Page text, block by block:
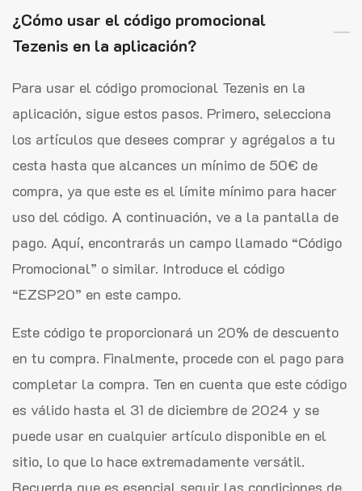
¿Cómo usar el código promocional
Tezenis en la aplicación?
Para usar el código promocional Tezenis en la
aplicación, sigue estos pasos. Primero, selecciona
los artículos que desees comprar y agrégalos a tu
cesta hasta que alcances un mínimo de 50€ de
compra, ya que este es el límite mínimo para hacer
uso del código. A continuación, ve a la pantalla de
pago. Aquí, encontrarás un campo llamado “Código
Promocional” o similar. Introduce el código
“EZSP20” en este campo.
Este código te proporcionará un 20% de descuento
en tu compra. Finalmente, procede con el pago para
completar la compra. Ten en cuenta que este código
es válido hasta el 31 de diciembre de 2024 y se
puede usar en cualquier artículo disponible en el
sitio, lo que lo hace extremadamente versátil.